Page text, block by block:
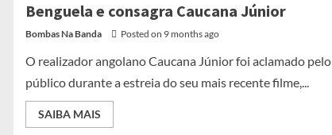
Benguela e consagra Caucana Júnior
Bombas Na Banda Posted on 9 months ago
O realizador angolano Caucana Júnior foi aclamado pelo
público durante a estreia do seu mais recente filme,...
SAIBA MAIS